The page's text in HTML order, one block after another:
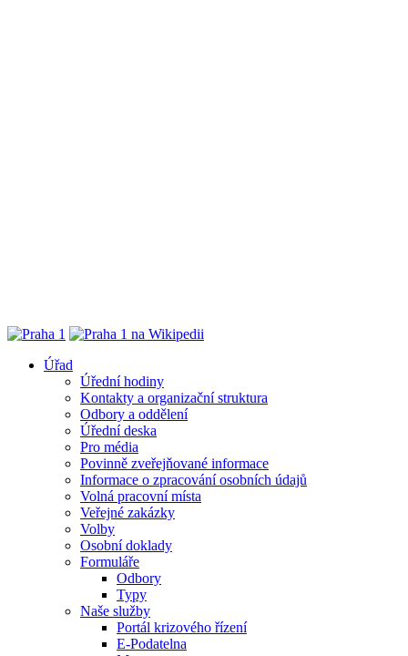
Úřad
Úřední hodiny
Kontakty a organizační struktura
Odbory a oddělení
Úřední deska
Pro média
Povinně zveřejňované informace
Informace o zpracování osobních údajů
Volná pracovní místa
Veřejné zakázky
Volby
Osobní doklady
Formuláře
Odbory
Typy
Naše služby
Portál krizového řízení
E-Podatelna